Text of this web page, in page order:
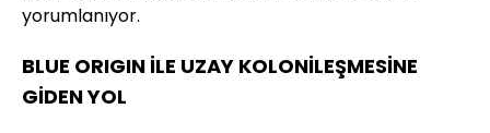
yorumlanıyor.
BLUE ORIGIN İLE UZAY KOLONİLEŞMESİNE
GİDEN YOL